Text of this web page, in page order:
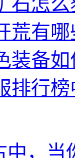
荒有
装备
排行
中，